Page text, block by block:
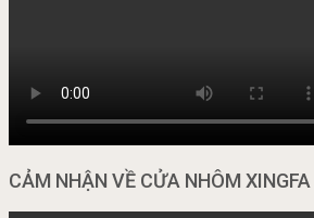
CẢM NHẬN VỀ CỬA NHÔM XINGFA